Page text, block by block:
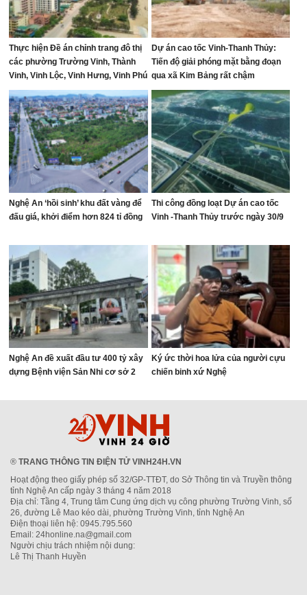
Thực hiện Đề án chỉnh trang đô thị
các phường Trường Vinh, Thành
Vinh, Vinh Lộc, Vinh Hưng, Vinh Phú
và Cửa Lò giai đoạn 2026 – 2030
Dự án cao tốc Vinh-Thanh Thủy:
Tiến độ giải phóng mặt bằng đoạn
qua xã Kim Bảng rất chậm
Nghệ An ‘hồi sinh’ khu đất vàng để
đấu giá, khởi điểm hơn 824 tỉ đồng
Thi công đồng loạt Dự án cao tốc
Vinh -Thanh Thủy trước ngày 30/9
Nghệ An đề xuất đầu tư 400 tỷ xây
dựng Bệnh viện Sản Nhi cơ sở 2
Ký ức thời hoa lửa của người cựu
chiến binh xứ Nghệ
® TRANG THÔNG TIN ĐIỆN TỬ VINH24H.VN
Hoạt động theo giấy phép số 32/GP-TTĐT, do Sở Thông tin và Truyền thông
tỉnh Nghệ An cấp ngày 3 tháng 4 năm 2018
Địa chỉ: Tầng 4, Trung tâm Cung ứng dịch vụ công phường Trường Vinh, số
26, đường Lê Mao kéo dài, phường Trường Vinh, tỉnh Nghệ An
Điện thoại liên hệ: 0945.795.560
Email: 24honline.na@gmail.com
Người chịu trách nhiệm nội dung:
Lê Thị Thanh Huyền